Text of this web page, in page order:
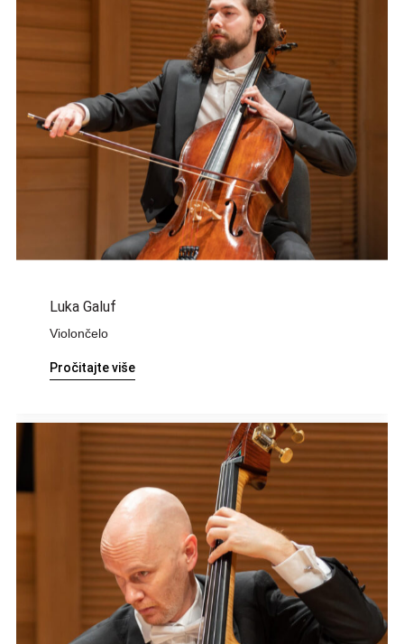
Luka Galuf
Violončelo
Pročitajte više